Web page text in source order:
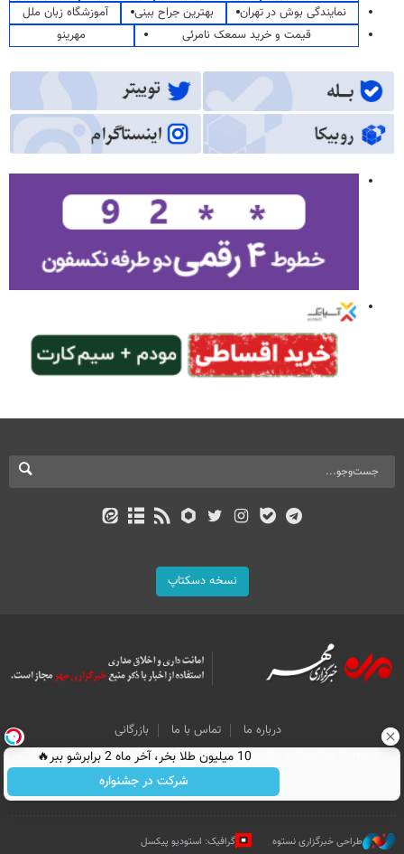
نمایندگی بوش در تهران
بهترین جراح بینی
آموزشگاه زبان ملل
قیمت و خرید سمعک نامرئی
مهرینو
نسخه دسکتاپ
درباره ما تماس با ما
بازرگانی
All Content by Mehr News Agency is licensed under a Creative Commons
Attribution 4.0 International License.
طراحی خبرگزاری نستوه گرافیک: استودیو پیکسل
10 میلیون طلا بخر، آخر ماه 2 برابرشو ببر🔥
شرکت در جشنواره